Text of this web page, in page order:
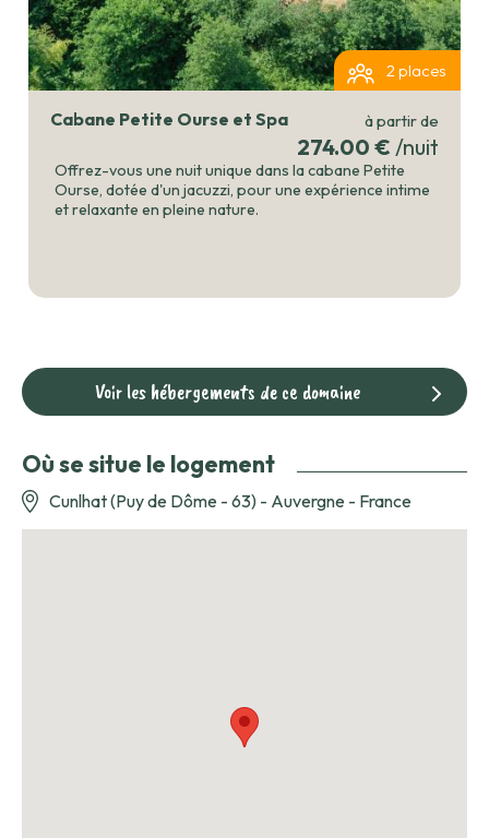
2 places
Cabane Petite Ourse et Spa à partir de
274.00 € /nuit
Offrez-vous une nuit unique dans la cabane Petite
Ourse, dotée d'un jacuzzi, pour une expérience intime
et relaxante en pleine nature.
Voir les hébergements de ce domaine
Où se situe le logement
Cunlhat (Puy de Dôme - 63) - Auvergne - France